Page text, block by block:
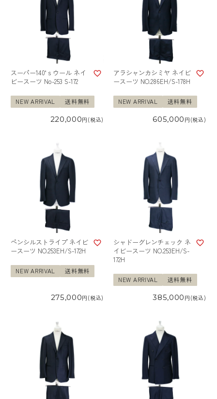
スーパー140‘ｓウール ネイ
ビースーツ No-253 S-172
NEW ARRIVAL 送料無料
220,000 税込
アラシャンカシミヤ ネイビ
ースーツ NO.286EH/S-178H
NEW ARRIVAL 送料無料
605,000 税込
ペンシルストライプ ネイビ
ースーツ NO.253EH/S-172H
NEW ARRIVAL 送料無料
275,000 税込
シャドーグレンチェック ネ
イビースーツ NO.253EH/S-
172H
NEW ARRIVAL 送料無料
385,000 税込